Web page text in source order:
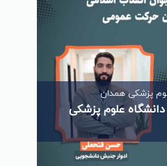
پزشکی همدان
علوم پزشکی